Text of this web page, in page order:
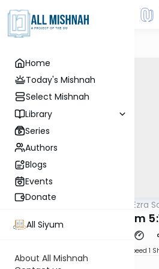
Home
Today's Mishnah
Select Mishnah
Library
Series
Authors
Blogs
Events
Donate
All Siyum
About All Mishnah
Rabbi Ezra
Shekalim
Speed 1